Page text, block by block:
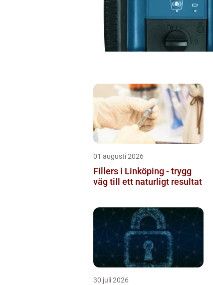
01 augusti 2026
Fillers i Linköping - trygg
väg till ett naturligt resultat
30 juli 2026